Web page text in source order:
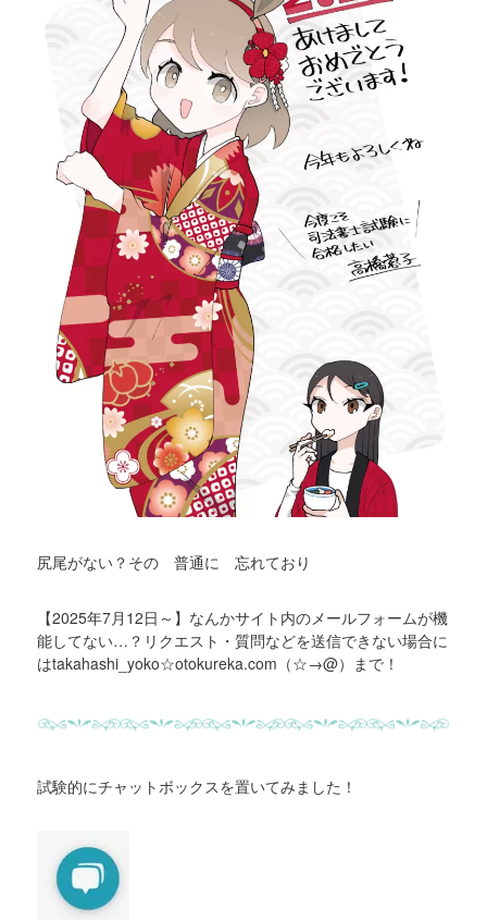
尻尾がない？その 普通に 忘れており
【2025年7月12日～】なんかサイト内のメールフォームが機
能してない…？リクエスト・質問などを送信できない場合に
はtakahashi_yoko☆otokureka.com（☆→@）まで！
試験的にチャットボックスを置いてみました！